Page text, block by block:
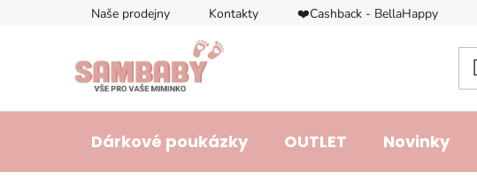
Naše prodejny Kontakty ❤️Cashback - BellaHappy
Dárkové poukázky OUTLET Novinky